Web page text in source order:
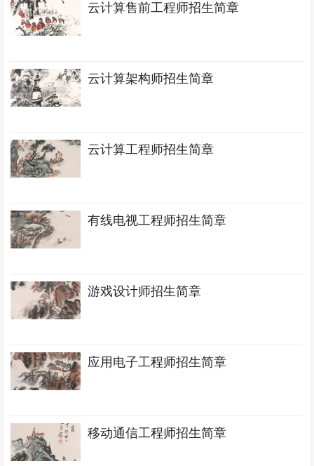
云计算售前工程师招生简章
云计算架构师招生简章
云计算工程师招生简章
有线电视工程师招生简章
游戏设计师招生简章
应用电子工程师招生简章
移动通信工程师招生简章